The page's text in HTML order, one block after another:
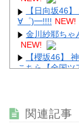
【日向坂46
∀゜)━!!!! NEW!
金川紗耶ちゃ
NEW!
【櫻坂46】
こちら【全国ツ
NEW!
関連記事